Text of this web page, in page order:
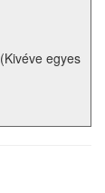
egyes